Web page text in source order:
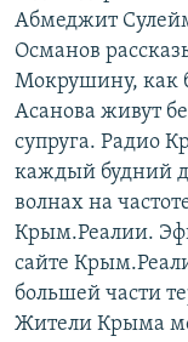
Абмеджит
Османов
Мокрушину, как
Асанова живут
супруга. Радио
каждый будний
волнах на
Крым.Реалии.
сайте
большей части
Жители Крыма